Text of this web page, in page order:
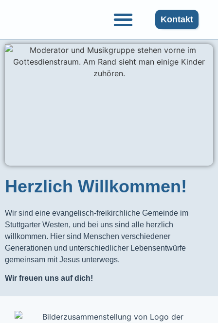
Kontakt
Herzlich Willkommen!
Wir sind eine evangelisch-freikirchliche Gemeinde im
Stuttgarter Westen, und bei uns sind alle herzlich
willkommen. Hier sind Menschen verschiedener
Generationen und unterschiedlicher Lebensentwürfe
gemeinsam mit Jesus unterwegs.
Wir freuen uns auf dich!